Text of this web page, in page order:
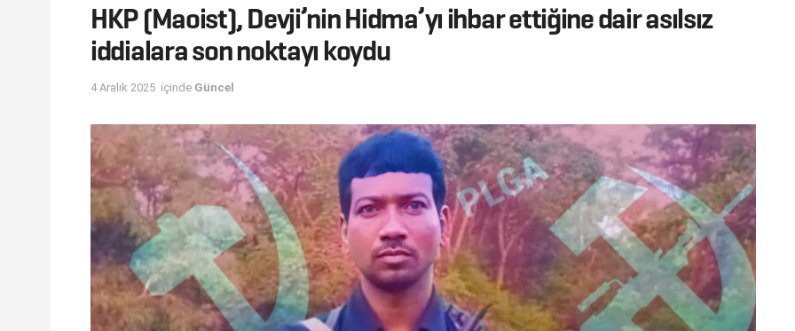
HKP (Maoist), Devji’nin Hidma’yı ihbar ettiğine dair asılsız
iddialara son noktayı koydu
4 Aralık 2025 içinde Güncel